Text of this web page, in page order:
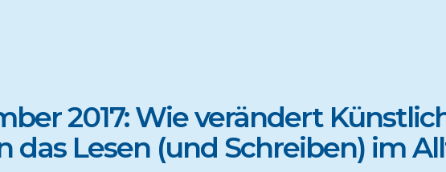
2017: Wie verändert
das Lesen (und Schreiben) im